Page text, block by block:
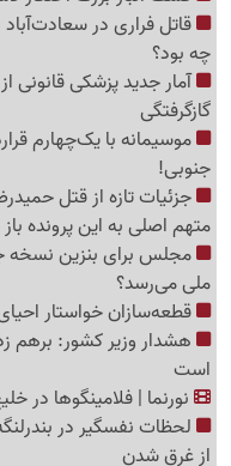
قاتل فراری در
چه بود؟
آمار جدید پزشکی
گازگرفتگی
موسیمانه با یک‌چهارم
جنوبی!
جزئیات تازه از قتل
متهم اصلی به این پرونده
مجلس برای بنزین نسخه
ملی می‌رسد؟
قطعه‌سازان خواستار
هشدار وزیر کشور:
است
نورنما | فلامینگوها در
لحظات نفسگیر در
از غرق شدن